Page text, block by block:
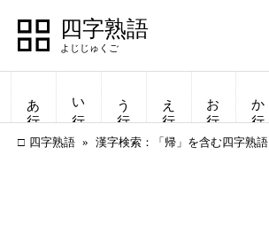
四字熟語
あ行 い行 う行 え行 お行 か行
四字熟語 漢字検索：「帰」を含む四字熟語